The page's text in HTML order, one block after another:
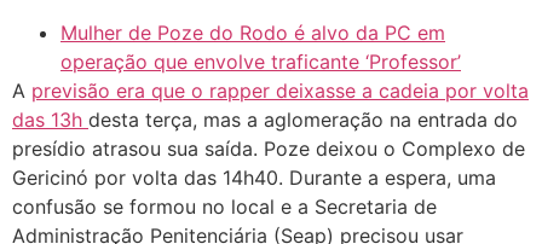
Mulher de Poze do Rodo é alvo da PC em
operação que envolve traficante ‘Professor’
A previsão era que o rapper deixasse a cadeia por volta
das 13h desta terça, mas a aglomeração na entrada do
presídio atrasou sua saída. Poze deixou o Complexo de
Gericinó por volta das 14h40. Durante a espera, uma
confusão se formou no local e a Secretaria de
Administração Penitenciária (Seap) precisou usar